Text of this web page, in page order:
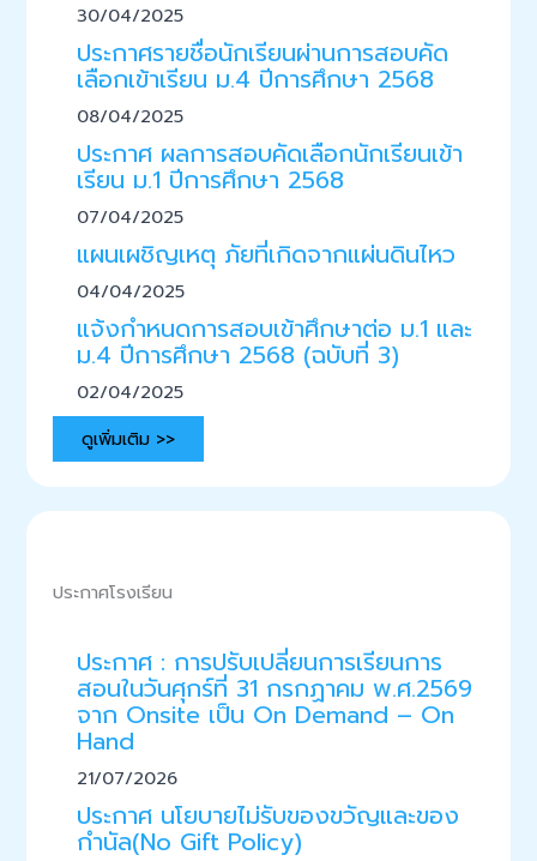
30/04/2025
ประกาศรายชื่อนักเรียนผ่านการสอบคัด
เลือกเข้าเรียน ม.4 ปีการศึกษา 2568
08/04/2025
ประกาศ ผลการสอบคัดเลือกนักเรียนเข้า
เรียน ม.1 ปีการศึกษา 2568
07/04/2025
แผนเผชิญเหตุ ภัยที่เกิดจากแผ่นดินไหว
04/04/2025
แจ้งกำหนดการสอบเข้าศึกษาต่อ ม.1 และ
ม.4 ปีการศึกษา 2568 (ฉบับที่ 3)
02/04/2025
ดูเพิ่มเติม >>
ประกาศโรงเรียน
ประกาศ : การปรับเปลี่ยนการเรียนการ
สอนในวันศุกร์ที่ 31 กรกฏาคม พ.ศ.2569
จาก Onsite เป็น On Demand – On
Hand
21/07/2026
ประกาศ นโยบายไม่รับของขวัญและของ
กำนัล(No Gift Policy)